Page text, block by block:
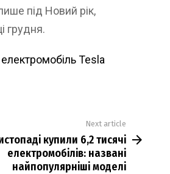
під Новий рік,
грудня.
Tesla
Next article
купили 6,2 тисячі
електромобілів: названі
найпопулярніші моделі